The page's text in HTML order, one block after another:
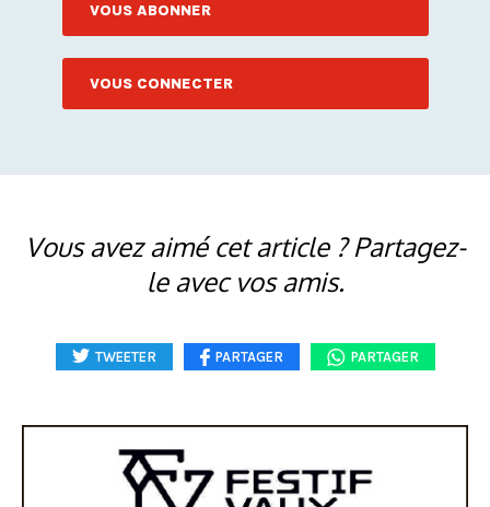
VOUS ABONNER
VOUS CONNECTER
Vous avez aimé cet article ? Partagez-
le avec vos amis.
TWEETER PARTAGER PARTAGER